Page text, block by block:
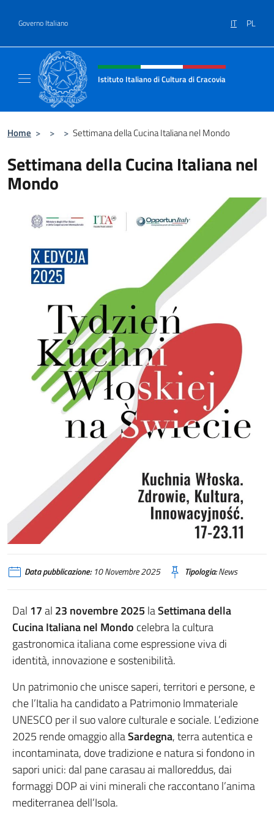
Governo Italiano IT PL
Intestazione sito, social e menù
Istituto Italiano di Cultura di Cracovia
Home > > > Settimana della Cucina Italiana nel Mondo
Settimana della Cucina Italiana nel
Mondo
Data pubblicazione:10 Novembre 2025 Tipologia:News
Dal 17al 23 novembre 2025 laSettimana della
Cucina Italiana nel Mondo celebra la cultura
gastronomica italiana come espressione viva di
identità, innovazione e sostenibilità.
Un patrimonio che unisce saperi, territori e persone, e
che l’Italia ha candidato a Patrimonio Immateriale
UNESCO per il suo valore culturale e sociale. L’edizione
2025 rende omaggio allaSardegna, terra autentica e
incontaminata, dove tradizione e natura si fondono in
sapori unici: dal pane carasau ai malloreddus, dai
formaggi DOP ai vini minerali che raccontano l’anima
mediterranea dell’Isola.